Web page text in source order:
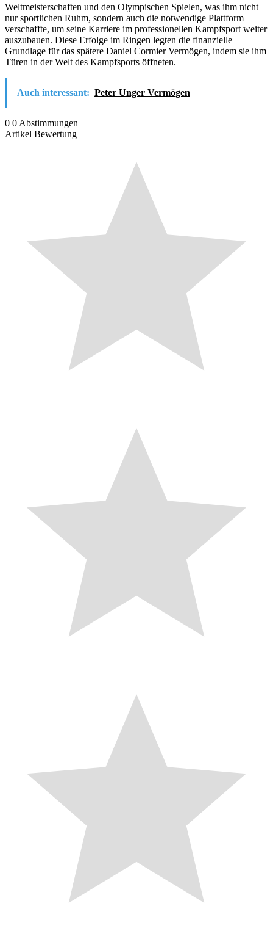
Weltmeisterschaften und den Olympischen Spielen, was ihm nicht
nur sportlichen Ruhm, sondern auch die notwendige Plattform
verschaffte, um seine Karriere im professionellen Kampfsport weiter
auszubauen. Diese Erfolge im Ringen legten die finanzielle
Grundlage für das spätere Daniel Cormier Vermögen, indem sie ihm
Türen in der Welt des Kampfsports öffneten.
Auch interessant: Peter Unger Vermögen
0 0 Abstimmungen
Artikel Bewertung